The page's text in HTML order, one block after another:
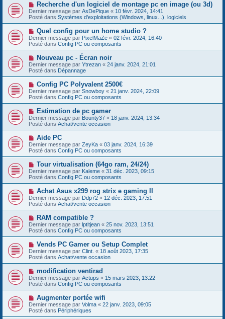
e
s
a
g
e
a
u
m
e
s
s
a
g
e
N
o
u
v
a
u
m
e
s
a
g
e
Recherche d'un logiciel de montage pc en image (ou 3d)
Dernier message par AsDePique « 10 févr. 2024, 14:41
Posté dans Systèmes d'exploitations (Windows, linux...), logiciels
N
o
u
v
e
a
u
m
e
s
s
a
g
e
Quel config pour un home studio ?
Dernier message par PixelMaZe « 02 févr. 2024, 16:40
Posté dans Config PC ou composants
N
o
u
v
a
u
m
e
s
a
g
Nouveau pc - Écran noir
Dernier message par Ytrezan « 24 janv. 2024, 21:01
Posté dans Dépannage
N
o
u
v
e
a
u
m
e
s
s
a
g
e
Config PC Polyvalent 2500€
Dernier message par Snowboy « 21 janv. 2024, 22:09
Posté dans Config PC ou composants
N
o
u
v
a
u
m
e
s
s
a
g
Estimation de pc gamer
Dernier message par Bounty37 « 18 janv. 2024, 13:34
Posté dans Achat/vente occasion
N
o
u
v
e
u
m
e
s
s
a
g
e
Aide PC
Dernier message par ZeyKa « 03 janv. 2024, 16:39
Posté dans Config PC ou composants
N
o
u
v
a
u
m
e
s
a
g
e
Tour virtualisation (64go ram, 24/24)
Dernier message par Kaleme « 31 déc. 2023, 09:15
Posté dans Config PC ou composants
N
o
u
v
e
a
u
m
e
s
s
a
g
Achat Asus x299 rog strix e gaming II
Dernier message par Ddp72 « 12 déc. 2023, 17:51
Posté dans Achat/vente occasion
N
o
u
v
e
u
m
e
s
s
a
g
RAM compatible ?
Dernier message par lptitjean « 25 nov. 2023, 13:51
Posté dans Config PC ou composants
N
o
u
v
a
u
m
e
s
s
a
g
Vends PC Gamer ou Setup Complet
Dernier message par Clint. « 18 août 2023, 17:35
Posté dans Achat/vente occasion
N
o
u
v
a
u
m
e
modification ventirad
Dernier message par Actups « 15 mars 2023, 13:22
Posté dans Config PC ou composants
N
o
u
v
Augmenter portée wifi
Dernier message par Volma « 22 janv. 2023, 09:05
Posté dans Périphériques